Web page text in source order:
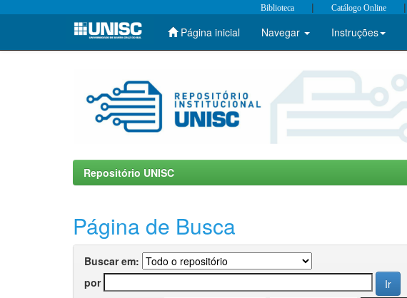
Skip
Biblioteca | Catálogo Online |
Página inicial Navegar Instruções
Repositório UNISC
Página de Busca
Buscar em:
por